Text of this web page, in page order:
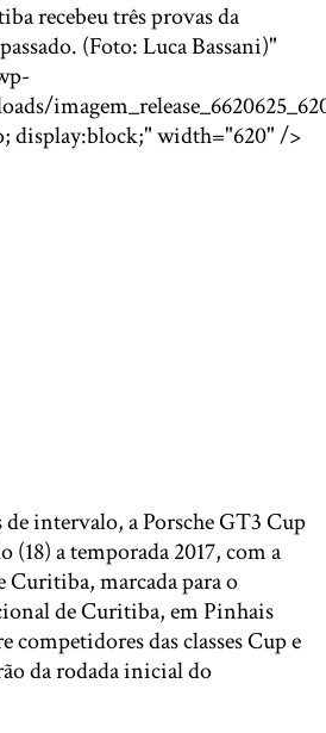
recebeu três provas da
(Foto: Luca Bassani)"
display:block;" width="620" />
de intervalo, a Porsche GT3 Cup
(18) a temporada 2017, com a
Curitiba, marcada para o
de Curitiba, em Pinhais
competidores das classes Cup e
da rodada inicial do